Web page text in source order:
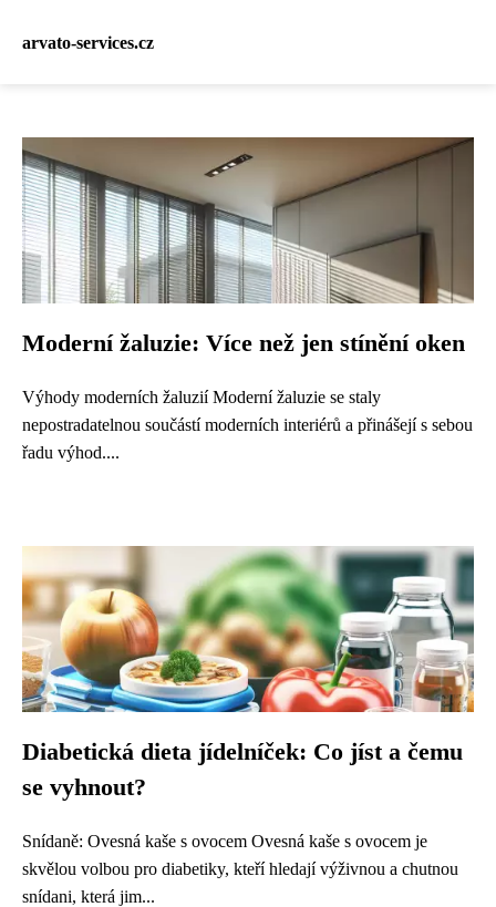
arvato-services.cz
Moderní žaluzie: Více než jen stínění oken
Výhody moderních žaluzií Moderní žaluzie se staly
nepostradatelnou součástí moderních interiérů a přinášejí s sebou
řadu výhod....
Diabetická dieta jídelníček: Co jíst a čemu
se vyhnout?
Snídaně: Ovesná kaše s ovocem Ovesná kaše s ovocem je
skvělou volbou pro diabetiky, kteří hledají výživnou a chutnou
snídani, která jim...